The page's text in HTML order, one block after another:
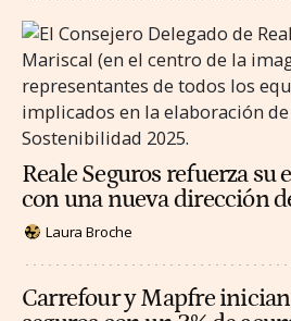
Reale Seguros refuerza su
con una nueva dirección
Laura Broche
Carrefour y Mapfre